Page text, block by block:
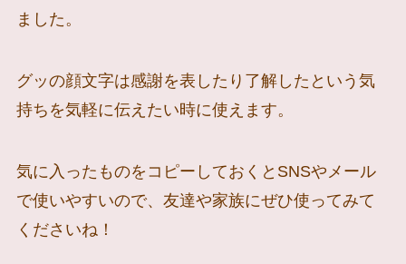
ました。
グッの顔文字は感謝を表したり了解したという気
持ちを気軽に伝えたい時に使えます。
気に入ったものをコピーしておくとSNSやメール
で使いやすいので、友達や家族にぜひ使ってみて
くださいね！